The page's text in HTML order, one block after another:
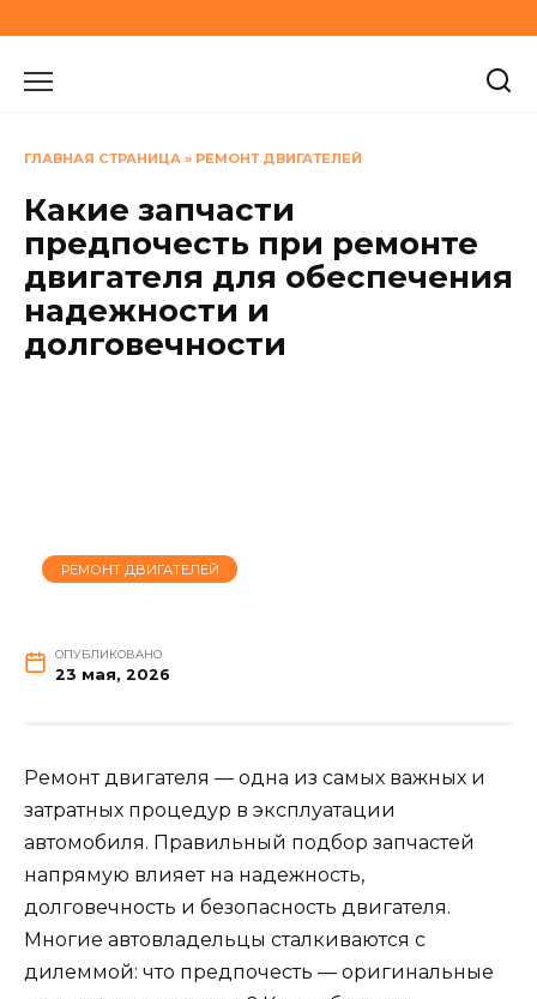
к
содержанию
ГЛАВНАЯ СТРАНИЦА » РЕМОНТ ДВИГАТЕЛЕЙ
Какие запчасти
предпочесть при ремонте
двигателя для обеспечения
надежности и
долговечности
РЕМОНТ ДВИГАТЕЛЕЙ
ОПУБЛИКОВАНО
23 мая, 2026
Ремонт двигателя — одна из самых важных и
затратных процедур в эксплуатации
автомобиля. Правильный подбор запчастей
напрямую влияет на надежность,
долговечность и безопасность двигателя.
Многие автовладельцы сталкиваются с
дилеммой: что предпочесть — оригинальные